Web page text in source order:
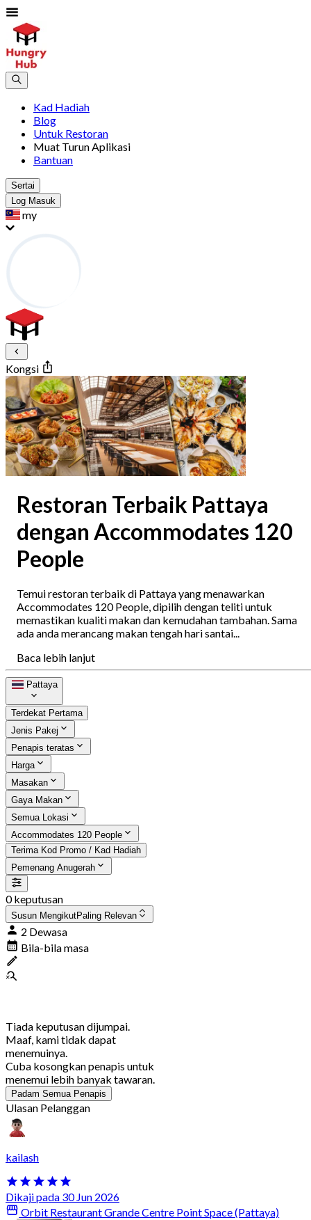
Kad Hadiah
Blog
Untuk Restoran
Muat Turun Aplikasi
Bantuan
Sertai
Log Masuk
my
Kongsi
Restoran Terbaik Pattaya
dengan Accommodates 120
People
Temui restoran terbaik di Pattaya yang menawarkan
Accommodates 120 People, dipilih dengan teliti untuk
memastikan kualiti makan dan kemudahan tambahan. Sama
ada anda merancang makan tengah hari santai...
Baca lebih lanjut
Pattaya
Terdekat Pertama
Jenis Pakej
Penapis teratas
Harga
Masakan
Gaya Makan
Semua Lokasi
Accommodates 120 People
Terima Kod Promo / Kad Hadiah
Pemenang Anugerah
0 keputusan
Susun MengikutPaling Relevan
2 Dewasa
Bila-bila masa
Tiada keputusan dijumpai.
Maaf, kami tidak dapat
menemuinya.
Cuba kosongkan penapis untuk
menemui lebih banyak tawaran.
Padam Semua Penapis
Ulasan Pelanggan
kailash
Dikaji pada 30 Jun 2026
Orbit Restaurant Grande Centre Point Space (Pattaya)